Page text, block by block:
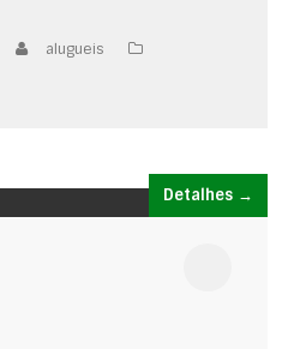
alugueis
Detalhes →